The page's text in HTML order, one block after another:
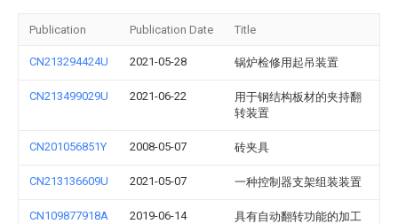
Publication Publication Date Title
CN213294424U 2021-05-28 锅炉检修用起吊装置
CN213499029U 2021-06-22
用于钢结构板材的夹持翻
转装置
CN201056851Y 2008-05-07 砖夹具
CN213136609U 2021-05-07 一种控制器支架组装装置
CN109877918A 2019-06-14
具有自动翻转功能的加工